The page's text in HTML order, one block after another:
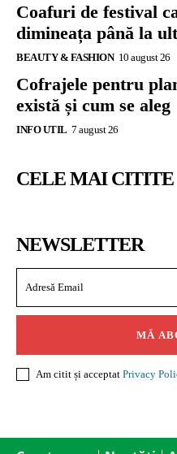
Coafuri de festival
dimineața până la
BEAUTY & FASHION 10 august 26
Cofrajele pentru
există și cum se aleg
INFO UTIL 7 august 26
CELE MAI CITITE
NEWSLETTER
MĂ
Am citit și acceptat Privacy